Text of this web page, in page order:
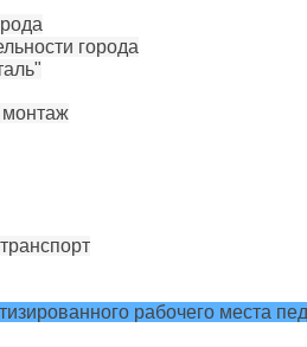
города
рабочего места